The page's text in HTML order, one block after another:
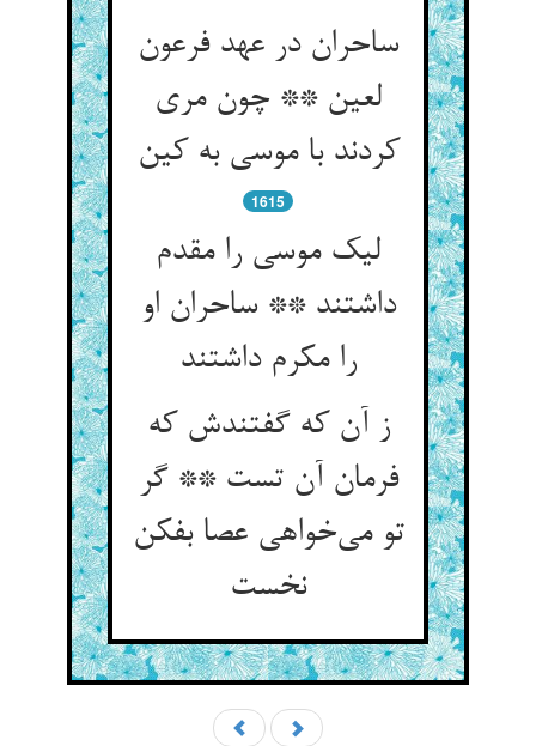
ساحران در عهد فرعون
لعین ** چون مری
کردند با موسی به کین‌‌
1615
لیک موسی را مقدم
داشتند ** ساحران او
را مکرم داشتند
ز آن که گفتندش که
فرمان آن تست ** گر
تو می‌‌خواهی عصا بفکن